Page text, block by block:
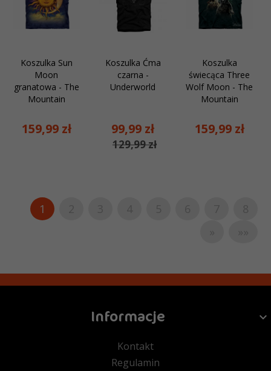
Koszulka Sun
Moon
granatowa - The
Mountain
159,99 zł
Koszulka Ćma
czarna -
Underworld
99,99 zł
129,99 zł
Koszulka
świecąca Three
Wolf Moon - The
Mountain
159,99 zł
1
Informacje
Kontakt
Regulamin